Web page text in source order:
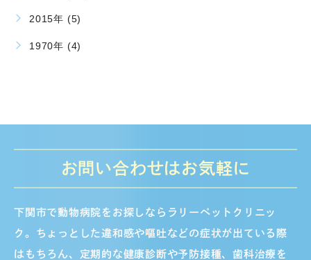
2015年 (5)
1970年 (4)
お問い合わせはお気軽に
下関市で動物病院をお探しならラリーペットクリニッ
ク。ちょっとした違和感や嘔吐などの症状が出ている際
はもちろん、定期的な健康診断や予防接種、歯科治療を